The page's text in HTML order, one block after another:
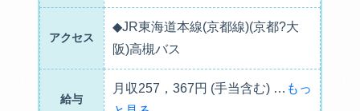
アクセス
◆JR東海道本線(京都線)(京都?大
阪)高槻バス
給与
月収257，367円 (手当含む) … もっ